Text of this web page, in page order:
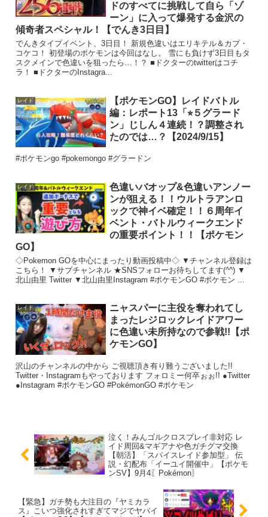
ドのすべてに挑戦して自ら「ゾ
ーン」に入って爆発する金沢の
傾奇者スペシャル！【でんき3日目】
でんきタイプイベント、3日目！ 新規色違いはエリキテル＆カプ・
コケコ！ 初登場のポケモンは今回はなし。 雪にも負けず3日目もタ
スクメインで色違いを狙ったら…！？ ■ドクターのtwitterはコチ
ラ！ ■ドクターのInstagra...
レイド
【ポケモンGO】レイドバトル
編：レポート13「⭐︎５グラード
ン」じしん４連続！？調整され
たのでは…？【2024/9/15】
#ポケモンgo #pokemongo #グラードン
レイド
色違いバオップ&色違いアンノー
ンが狙える！！ウルトラアンロ
ックで神イベ確定！！６周年イ
ベント・バトルウィークエンド
の重要ポイント！！【ポケモン
GO】
◇Pokemon GOを中心にまったり動画投稿中◇ ▼チャンネル登録は
こちら！ ▼サブチャンネル ★SNSフォローお待ちしてます(^^) ▼
北山由里 Twitter ▼北山由里Instagram #ポケモンGO #ポケモン ...
レイド
ニャスパーに主役を奪われてし
まったレジロックレイドアワー
に色違い未所持なので参戦!!【ポ
ケモンGO】
沢山のチャンネルの中から ご視聴頂き有り難うございました!!
Twitter・Instagramもやっております フォロミー何卒ぉぉ!! ●Twitter
●Instagram #ポケモンGO #PokémonGO #ポケモン
泣く！みんゴルクロスプレイ非対応 レ
イド周回&マギアナや色ガチグマ交換
【朝活】「スパイスレイド参加型」 伝
説・幻配布「イーユイ開催中」【ポケモ
ンSV】9月4〖Pokémon〗
【緊急】ガチ勢も大注目の『ヤミカラ
ス』こいつ強化されすぎてマジでヤバイ